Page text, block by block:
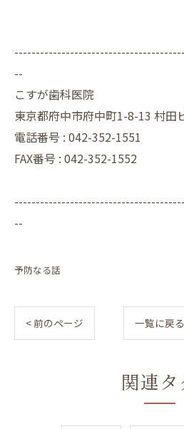
--
こすが歯科医院
東京都府中市府中町1-8-13 村田
電話番号 : 042-352-1551
FAX番号 : 042-352-1552
--
予防なる話
< 前のページ 一覧に戻る
関連タ